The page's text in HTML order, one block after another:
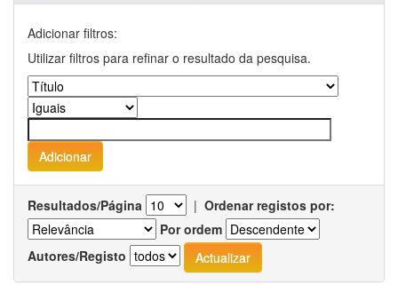
Adicionar filtros:
Utilizar filtros para refinar o resultado da pesquisa.
Resultados/Página | Ordenar registos por:
Por ordem
Autores/Registo